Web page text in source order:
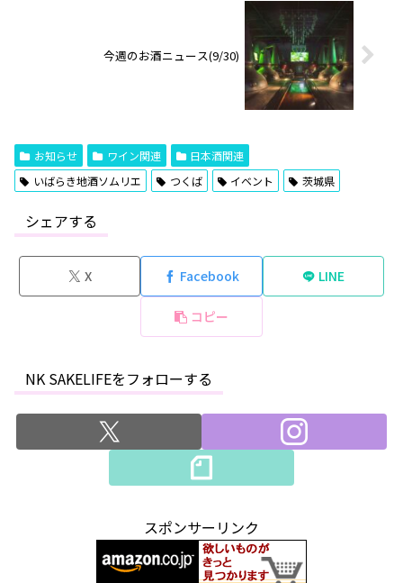
今週のお酒ニュース(9/30)
お知らせ ワイン関連
日本酒関連
いばらき地酒ソムリエ
つくば イベント 茨城県
シェアする
X Facebook LINE
コピー
NK SAKELIFEをフォローする
スポンサーリンク